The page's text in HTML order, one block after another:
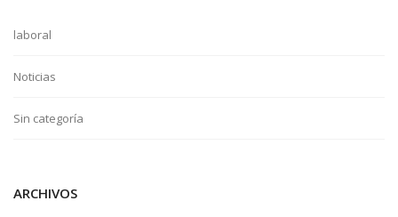
laboral
Noticias
Sin categoría
ARCHIVOS